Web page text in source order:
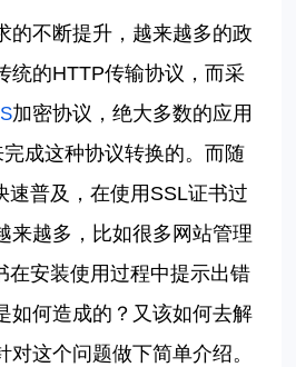
的不断提升，越来越多的政
统的HTTP传输协议，而采
加密协议，绝大多数的应用
完成这种协议转换的。而随
速普及，在使用 SSL证书过
来越多，比如很多网站管理
在安装使用过程中提示出错
如何造成的？又该如何去解
对这个问题做下简单介绍。